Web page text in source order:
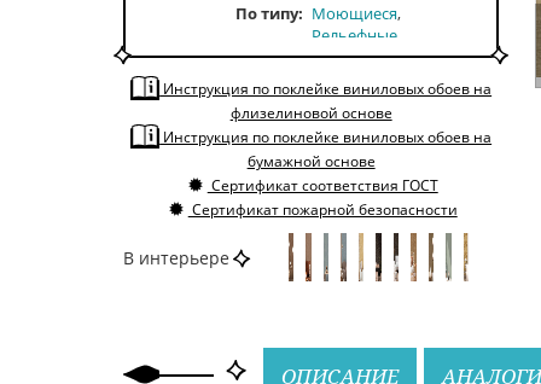
По типу
Моющиеся
Рельефные
По тону Однотонные
По цвету Коричневый
Инструкция по поклейке виниловых обоев на
флизелиновой основе
Инструкция по поклейке виниловых обоев на
бумажной основе
Сертификат соответствия ГОСТ
Сертификат пожарной безопасности
В интерьере
ОПИСАНИЕ АНАЛОГИ